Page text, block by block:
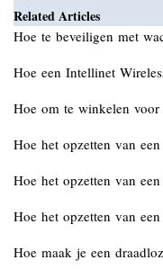
Related Articles
Hoe te beveiligen met
Hoe een Intellinet
Hoe om te winkelen
Hoe het opzetten van
Hoe het opzetten van
Hoe het opzetten van
Hoe maak je een